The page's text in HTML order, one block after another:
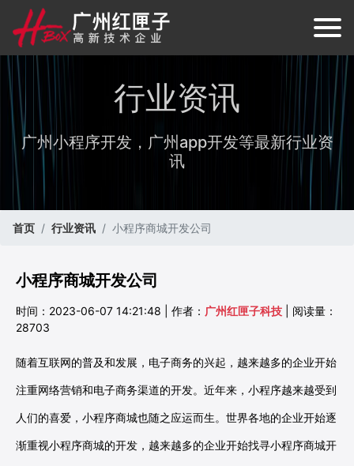
行业资讯
广州小程序开发，广州app开发等最新行业资
讯
首页 行业资讯 小程序商城开发公司
小程序商城开发公司
时间：2023-06-07 14:21:48 | 作者： 广州红匣子科技 | 阅读量：
28703
随着互联网的普及和发展，电子商务的兴起，越来越多的企业开始
注重网络营销和电子商务渠道的开发。近年来，小程序越来越受到
人们的喜爱，小程序商城也随之应运而生。世界各地的企业开始逐
渐重视小程序商城的开发，越来越多的企业开始找寻小程序商城开